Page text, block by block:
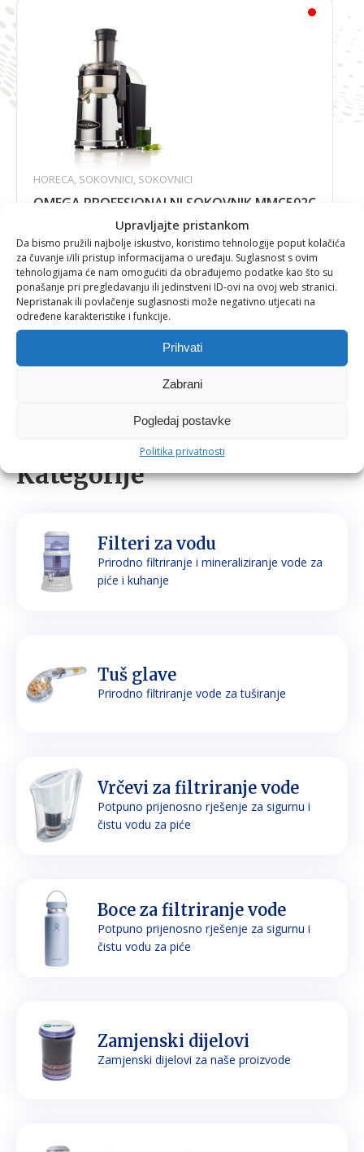
Upravljajte pristankom
Da bismo pružili najbolje iskustvo, koristimo tehnologije poput kolačića
za čuvanje i/ili pristup informacijama o uređaju. Suglasnost s ovim
tehnologijama će nam omogućiti da obrađujemo podatke kao što su
ponašanje pri pregledavanju ili jedinstveni ID-ovi na ovoj web stranici.
Nepristanak ili povlačenje suglasnosti može negativno utjecati na
određene karakteristike i funkcije.
Prihvati
Zabrani
Pogledaj postavke
Politika privatnosti
Kategorije
Filteri za vodu
Prirodno filtriranje i mineraliziranje vode za
piće i kuhanje
Tuš glave
Prirodno filtriranje vode za tuširanje
Vrčevi za filtriranje vode
Potpuno prijenosno rješenje za sigurnu i
čistu vodu za piće
Boce za filtriranje vode
Potpuno prijenosno rješenje za sigurnu i
čistu vodu za piće
Zamjenski dijelovi
Zamjenski dijelovi za naše proizvode
795,01€
HORECA, SOKOVNICI, SOKOVNICI
OMEGA PROFESIONALNI SOKOVNIK MMC502C